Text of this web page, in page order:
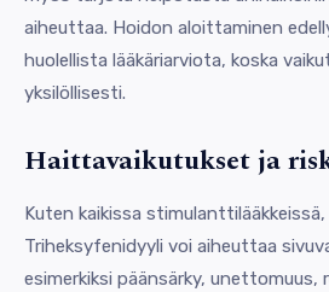
aiheuttaa. Hoidon aloittaminen
huolellista lääkäriarviota, koska
yksilöllisesti.
Haittavaikutukset ja
Kuten kaikissa
Triheksyfenidyyli voi aiheuttaa
esimerkiksi päänsärky, unettomuus,